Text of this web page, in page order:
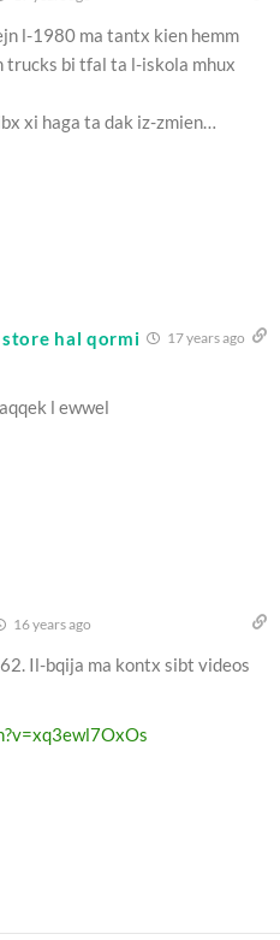
l-1980 ma tantx kien hemm
bi tfal ta l-iskola mhux
xi haga ta dak iz-zmien…
hal qormi 17 years ago
l ewwel
16 years ago
Il-bqija ma kontx sibt videos